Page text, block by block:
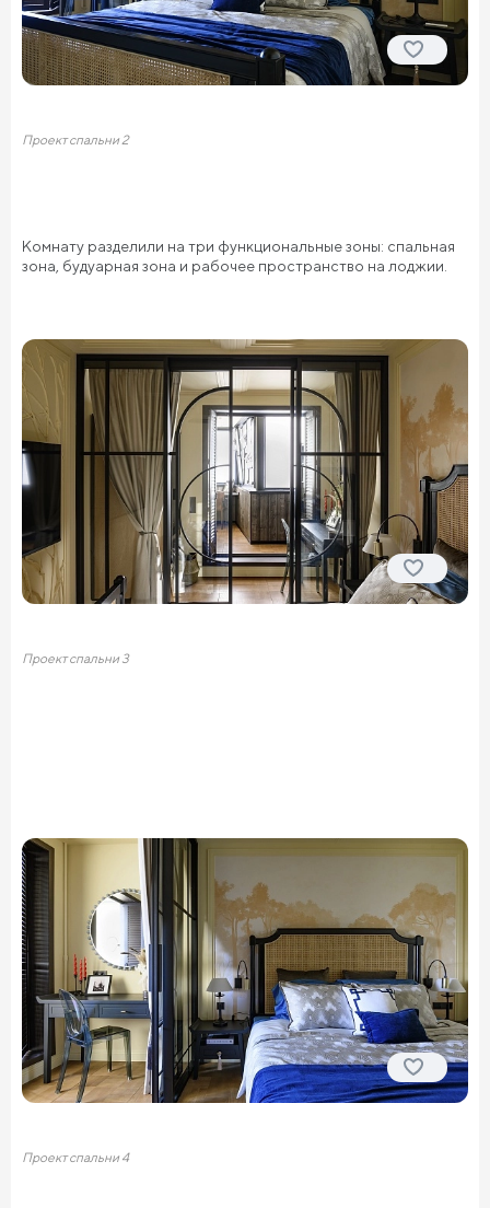
Проект спальни 2
Комнату разделили на три функциональные зоны: спальная
зона, будуарная зона и рабочее пространство на лоджии.
Проект спальни 3
Проект спальни 4